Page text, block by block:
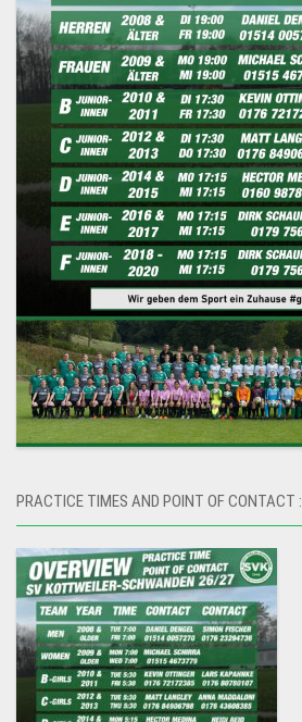
PRACTICE TIMES AND POINT OF CONTACT :